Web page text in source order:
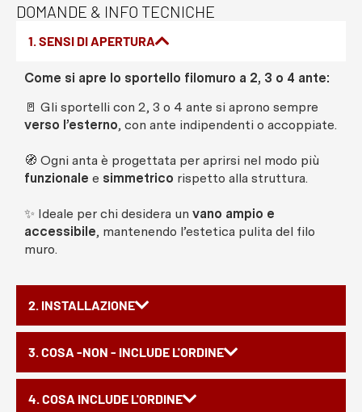
DOMANDE & INFO TECNICHE
1. SENSI DI APERTURA
2. INSTALLAZIONE
3. COSA -NON - INCLUDE L'ORDINE
4. COSA INCLUDE L'ORDINE
Come si apre lo sportello filomuro a 2, 3 o 4 ante:
🚪 Gli sportelli con 2, 3 o 4 ante si aprono sempre
verso l’esterno, con ante indipendenti o accoppiate.
🧭 Ogni anta è progettata per aprirsi nel modo più
funzionale e simmetrico rispetto alla struttura.
✨ Ideale per chi desidera un vano ampio e
accessibile, mantenendo l’estetica pulita del filo
muro.